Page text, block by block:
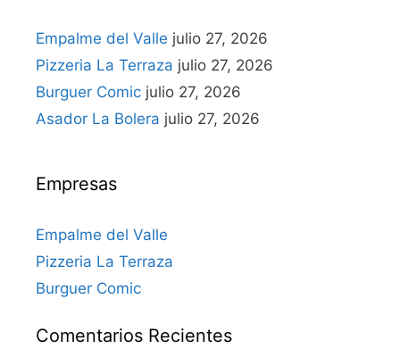
Empalme del Valle julio 27, 2026
Pizzeria La Terraza julio 27, 2026
Burguer Comic julio 27, 2026
Asador La Bolera julio 27, 2026
Empresas
Empalme del Valle
Pizzeria La Terraza
Burguer Comic
Comentarios Recientes